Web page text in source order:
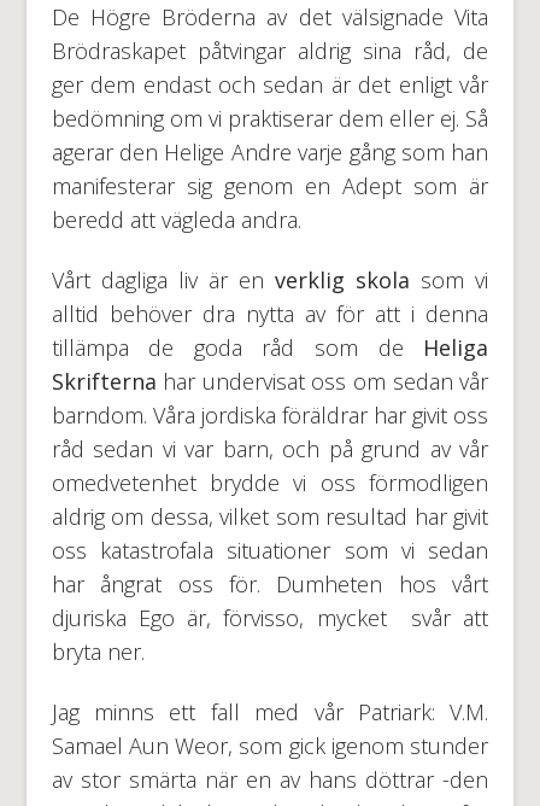
De Högre Bröderna av det välsignade Vita
Brödraskapet påtvingar aldrig sina råd, de
ger dem endast och sedan är det enligt vår
bedömning om vi praktiserar dem eller ej. Så
agerar den Helige Andre varje gång som han
manifesterar sig genom en Adept som är
beredd att vägleda andra.
Vårt dagliga liv är enverklig skola som vi
alltid behöver dra nytta av för att i denna
tillämpa de goda råd som de Heliga
Skrifterna har undervisat oss om sedan vår
barndom. Våra jordiska föräldrar har givit oss
råd sedan vi var barn, och på grund av vår
omedvetenhet brydde vi oss förmodligen
aldrig om dessa, vilket som resultad har givit
oss katastrofala situationer som vi sedan
har ångrat oss för. Dumheten hos vårt
djuriska Ego är, förvisso, mycket svår att
bryta ner.
Jag minns ett fall med vår Patriark: V.M.
Samael Aun Weor, som gick igenom stunder
av stor smärta när en av hans döttrar -den